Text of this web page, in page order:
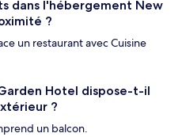
dans l'hébergement New
?
un restaurant avec Cuisine
Hotel dispose-t-il
?
un balcon.